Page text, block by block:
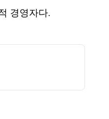
경영자다.